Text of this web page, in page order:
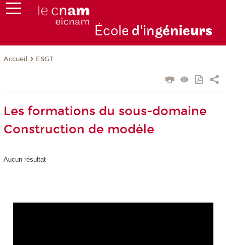
École d'ingénieurs
Accueil ESGT
Les formations du sous-domaine
Construction de modèle
Aucun résultat